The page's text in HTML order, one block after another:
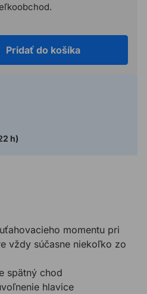
Pridať do košíka
h)
momentu pri
vždy súčasne niekoľko zo
spätný chod
hlavice